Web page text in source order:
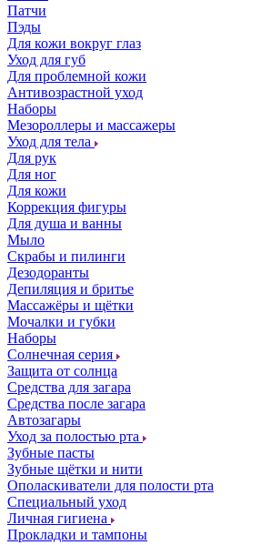
Патчи
Пэды
Для кожи вокруг глаз
Уход для губ
Для проблемной кожи
Антивозрастной уход
Наборы
Мезороллеры и массажеры
Уход для тела
Для рук
Для ног
Для кожи
Коррекция фигуры
Для душа и ванны
Мыло
Скрабы и пилинги
Дезодоранты
Депиляция и бритье
Массажёры и щётки
Мочалки и губки
Наборы
Солнечная серия
Защита от солнца
Средства для загара
Средства после загара
Автозагары
Уход за полостью рта
Зубные пасты
Зубные щётки и нити
Ополаскиватели для полости рта
Специальный уход
Личная гигиена
Прокладки и тампоны